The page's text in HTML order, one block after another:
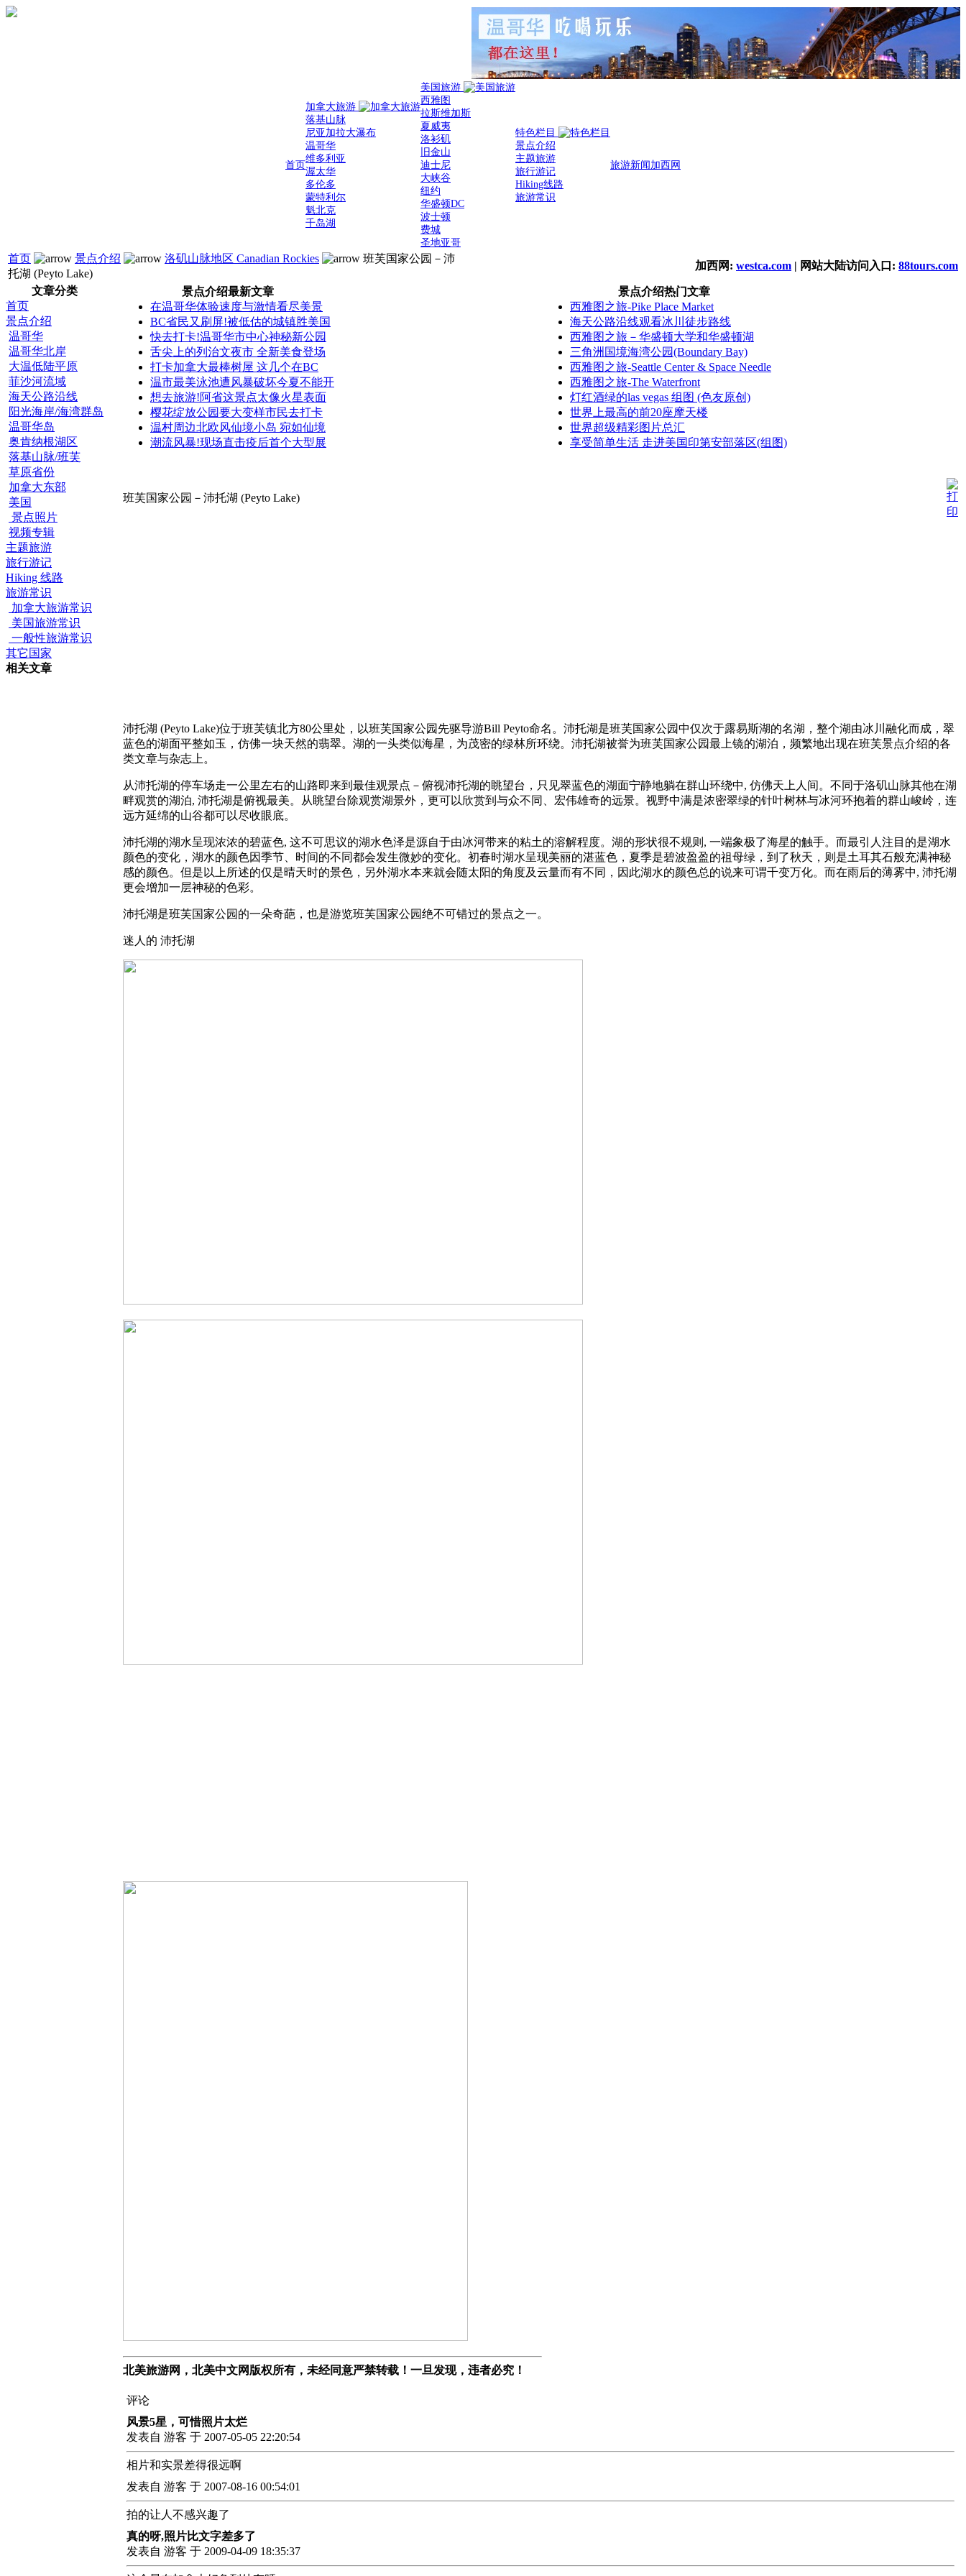
首页
加拿大旅游
落基山脉
尼亚加拉大瀑布
温哥华
维多利亚
渥太华
多伦多
蒙特利尔
魁北克
千岛湖
美国旅游
西雅图
拉斯维加斯
夏威夷
洛衫矶
旧金山
迪士尼
大峡谷
纽约
华盛顿DC
波士顿
费城
圣地亚哥
特色栏目
景点介绍
主题旅游
旅行游记
Hiking线路
旅游常识
旅游新闻 加西网
首页 景点介绍 洛矶山脉地区 Canadian Rockies
班芙国家公园－沛
托湖 (Peyto Lake)
加西网: westca.com | 网站大陆访问入口: 88tours.com
文章分类
首页
景点介绍
温哥华
温哥华北岸
大温低陆平原
菲沙河流域
海天公路沿线
阳光海岸/海湾群岛
温哥华岛
奥肯纳根湖区
落基山脉/班芙
草原省份
加拿大东部
美国
景点照片
视频专辑
主题旅游
旅行游记
Hiking 线路
旅游常识
加拿大旅游常识
美国旅游常识
一般性旅游常识
其它国家
相关文章
景点介绍最新文章
在温哥华体验速度与激情看尽美景
BC省民又刷屏!被低估的城镇胜美国
快去打卡!温哥华市中心神秘新公园
舌尖上的列治文夜市 全新美食登场
打卡加拿大最棒树屋 这几个在BC
温市最美泳池遭风暴破坏今夏不能开
想去旅游!阿省这景点太像火星表面
樱花绽放公园要大变样市民去打卡
温村周边北欧风仙境小岛 宛如仙境
潮流风暴!现场直击疫后首个大型展
景点介绍热门文章
西雅图之旅-Pike Place Market
海天公路沿线观看冰川徒步路线
西雅图之旅－华盛顿大学和华盛顿湖
三角洲国境海湾公园(Boundary Bay)
西雅图之旅-Seattle Center & Space Needle
西雅图之旅-The Waterfront
灯红酒绿的las vegas 组图 (色友原创)
世界上最高的前20座摩天楼
世界超级精彩图片总汇
享受简单生活 走进美国印第安部落区(组图)
班芙国家公园－沛托湖 (Peyto Lake)
沛托湖 (Peyto Lake)位于班芙镇北方80公里处，以班芙国家公园先驱导游Bill Peyto命名。沛托湖是班芙国家公园中仅次于露易斯湖的名湖，整个湖由冰川融化而成，翠
蓝色的湖面平整如玉，仿佛一块天然的翡翠。湖的一头类似海星，为茂密的绿林所环绕。沛托湖被誉为班芙国家公园最上镜的湖泊，频繁地出现在班芙景点介绍的各
类文章与杂志上。
从沛托湖的停车场走一公里左右的山路即来到最佳观景点－俯视沛托湖的眺望台，只见翠蓝色的湖面宁静地躺在群山环绕中, 仿佛天上人间。不同于洛矶山脉其他在湖
畔观赏的湖泊, 沛托湖是俯视最美。从眺望台除观赏湖景外，更可以欣赏到与众不同、宏伟雄奇的远景。视野中满是浓密翠绿的针叶树林与冰河环抱着的群山峻岭，连
远方延绵的山谷都可以尽收眼底。
沛托湖的湖水呈现浓浓的碧蓝色, 这不可思议的湖水色泽是源自于由冰河带来的粘土的溶解程度。湖的形状很不规则, 一端象极了海星的触手。而最引人注目的是湖水
颜色的变化，湖水的颜色因季节、时间的不同都会发生微妙的变化。初春时湖水呈现美丽的湛蓝色，夏季是碧波盈盈的祖母绿，到了秋天，则是土耳其石般充满神秘
感的颜色。但是以上所述的仅是晴天时的景色，另外湖水本来就会随太阳的角度及云量而有不同，因此湖水的颜色总的说来可谓千变万化。而在雨后的薄雾中, 沛托湖
更会增加一层神秘的色彩。
沛托湖是班芙国家公园的一朵奇葩，也是游览班芙国家公园绝不可错过的景点之一。
迷人的 沛托湖
北美旅游网，北美中文网版权所有，未经同意严禁转载！一旦发现，违者必究！
评论
风景5星，可惜照片太烂
发表自 游客 于 2007-05-05 22:20:54
相片和实景差得很远啊
发表自 游客 于 2007-08-16 00:54:01
拍的让人不感兴趣了
真的呀,照片比文字差多了
发表自 游客 于 2009-04-09 18:35:37